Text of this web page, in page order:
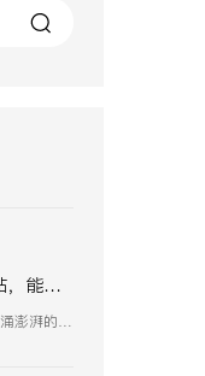
你的出海网站，能否征服全球用户？
在全球化浪潮汹涌澎湃的当下，出海拓展国际市场已成为众多企业寻求新增长机遇的重要战略抉择。